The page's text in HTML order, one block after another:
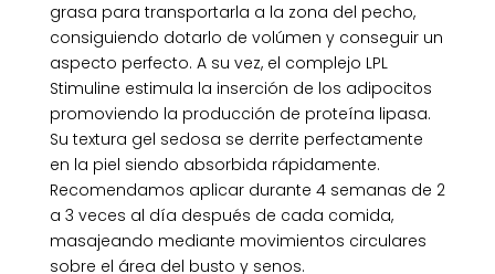
grasa para transportarla a la zona del pecho,
consiguiendo dotarlo de volúmen y conseguir un
aspecto perfecto. A su vez, el complejo LPL
Stimuline estimula la inserción de los adipocitos
promoviendo la producción de proteína lipasa.
Su textura gel sedosa se derrite perfectamente
en la piel siendo absorbida rápidamente.
Recomendamos aplicar durante 4 semanas de 2
a 3 veces al día después de cada comida,
masajeando mediante movimientos circulares
sobre el área del busto y senos.